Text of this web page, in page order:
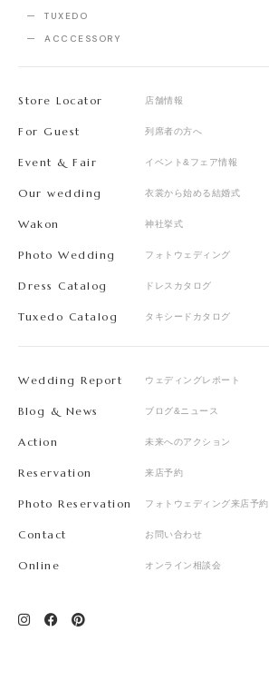
TUXEDO
ACCCESSORY
Store Locator 店舗情報
For Guest 列席者の方へ
Event & Fair イベント&フェア情報
Our wedding 衣裳から始める結婚式
Wakon 神社挙式
Photo Wedding フォトウェディング
Dress Catalog ドレスカタログ
Tuxedo Catalog タキシードカタログ
Wedding Report ウェディングレポート
Blog & News ブログ&ニュース
Action 未来へのアクション
Reservation 来店予約
Photo Reservation フォトウェディング来店予約
Contact お問い合わせ
Online オンライン相談会